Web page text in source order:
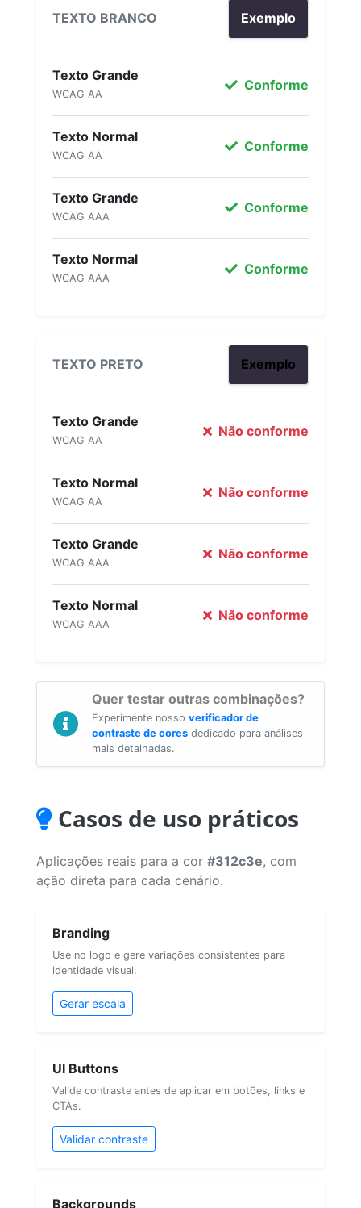
TEXTO BRANCO Exemplo
Texto Grande
WCAG AA
Conforme
Texto Normal
WCAG AA
Conforme
Texto Grande
WCAG AAA
Conforme
Texto Normal
WCAG AAA
Conforme
TEXTO PRETO Exemplo
Texto Grande
WCAG AA
Não conforme
Texto Normal
WCAG AA
Não conforme
Texto Grande
WCAG AAA
Não conforme
Texto Normal
WCAG AAA
Não conforme
Quer testar outras combinações?
Experimente nosso verificador de
contraste de cores dedicado para análises
mais detalhadas.
Casos de uso práticos
Aplicações reais para a cor #312c3e, com
ação direta para cada cenário.
Branding
Use no logo e gere variações consistentes para
identidade visual.
Gerar escala
UI Buttons
Valide contraste antes de aplicar em botões, links e
CTAs.
Validar contraste
Backgrounds